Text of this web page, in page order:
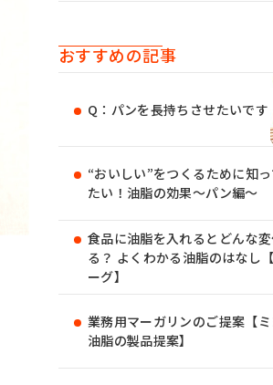
おすすめの記事
Q：パンを長持ちさせたいです
“おいしい”をつくるために知
たい！油脂の効果〜パン編〜
食品に油脂を入れるとどんな
る？ よくわかる油脂のはなし
ーグ】
業務用マーガリンのご提案【
油脂の製品提案】